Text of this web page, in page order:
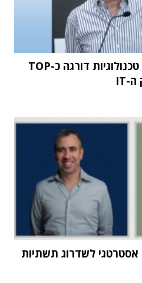
מחקר STKI השנתי: וואן טכנולוגיות דורגה כ-TOP
וואן הובילה פרויקט SAP אסטרטגי לשדרוג תשתיות